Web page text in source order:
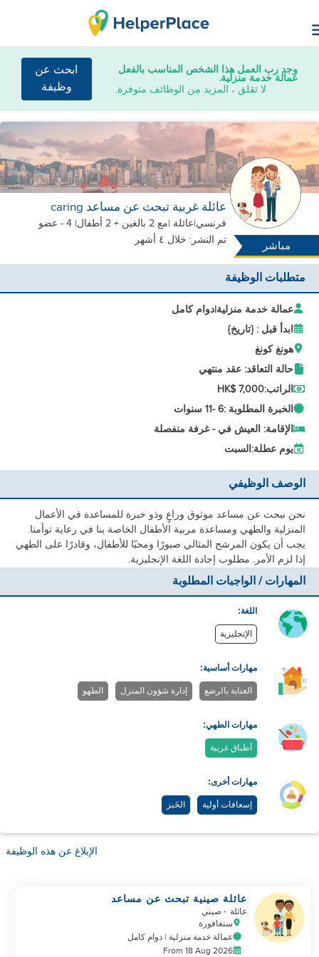
وجد رب العمل هذا الشخص المناسب بالفعل
عمالة خدمة منزلية.
لا تقلق ، المزيد من الوظائف متوفرة.
ابحث عن
وظيفة
مباشر
عائلة غربية تبحث عن مساعد caring
فرنسي|عائلة |مع 2 بالغين + 2 أطفال
| 4 - عضو
تم النشر: خلال ٤ أشهر
متطلبات الوظيفة
عمالة خدمة منزلية|دوام كامل
ابدأ قبل : {تاريخ}
هونغ كونغ
حالة التعاقد: عقد منتهي
الراتب:HK$ 7,000
الخبرة المطلوبة :6 - 11 سنوات
الإقامة: العيش في - غرفة منفصلة
يوم عطلة: السبت
الوصف الوظيفي
نحن نبحث عن مساعد موثوق وراعٍ وذو خبرة للمساعدة في الأعمال
المنزلية والطهي ومساعدة مربية الأطفال الخاصة بنا في رعاية توأمنا.
يجب أن يكون المرشح المثالي صبورًا ومحبًا للأطفال، وقادرًا على الطهي
إذا لزم الأمر. مطلوب إجادة اللغة الإنجليزية.
المهارات / الواجبات المطلوبة
اللغة:
الإنجليزية
مهارات أساسية:
العناية بالرضع إدارة شؤون المنزل الطهو
مهارات الطهي:
أطباق غربية
مهارات أخرى:
إسعافات أولية الخَبز
الإبلاغ عن هذه الوظيفة
عائلة صينية تبحث عن مساعد
عائلة - صيني
سنغافورة
عمالة خدمة منزلية | دوام كامل
From 18 Aug 2026